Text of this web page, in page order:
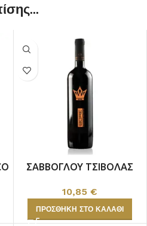
ΣΑΒΒΟΓΛΟΥ ΤΣΙΒΟΛΑΣ
10,85€
ΠΡΟΣΘΉΚΗ ΣΤΟ ΚΑΛΆΘΙ